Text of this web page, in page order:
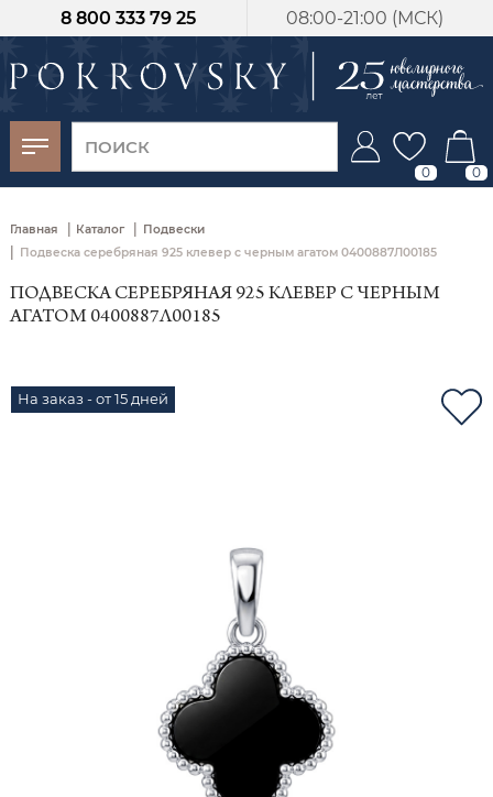
08:00-21:00 (МСК)
8 800 333 79 25
0 0
Главная | Каталог | Подвески
| Подвеска серебряная 925 клевер с черным агатом 0400887Л00185
ПОДВЕСКА СЕРЕБРЯНАЯ 925 КЛЕВЕР С ЧЕРНЫМ
АГАТОМ 0400887Л00185
На заказ - от 15 дней
-30%
от 15 дней с
момента оплаты